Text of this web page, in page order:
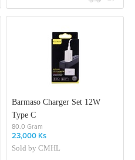
Barmaso Charger Set 12W
Type C
80.0 Gram
23,000 Ks
Sold byCMHL